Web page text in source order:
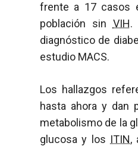
frente a 17 casos
población sin VIH.
diagnóstico de
estudio MACS.
Los hallazgos
hasta ahora y dan
metabolismo de la
glucosa y los ITIN,